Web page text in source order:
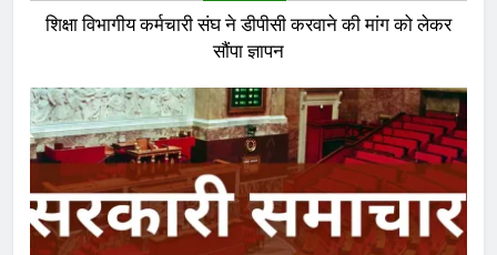
शिक्षा विभागीय कर्मचारी संघ ने डीपीसी करवाने की मांग को लेकर
सौंपा ज्ञापन